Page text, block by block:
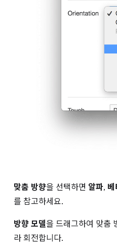
맞춤 방향을 선택하면 알파, 베
를 참고하세요.
방향 모델을 드래그하여 맞춤
라 회전합니다.